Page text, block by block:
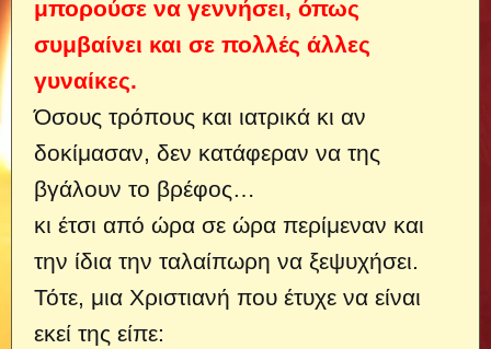
μπορούσε να γεννήσει, όπως
συμβαίνει και σε πολλές άλλες
γυναίκες.
Όσους τρόπους και ιατρικά κι αν
δοκίμασαν, δεν κατάφεραν να της
βγάλουν το βρέφος…
κι έτσι από ώρα σε ώρα περίμεναν και
την ίδια την ταλαίπωρη να ξεψυχήσει.
Τότε, μια Χριστιανή που έτυχε να είναι
εκεί της είπε: